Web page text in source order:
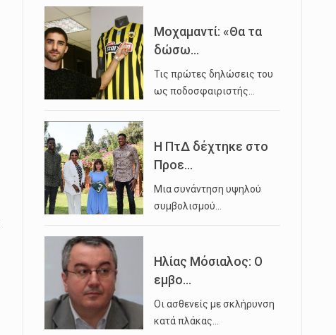
Μοχαμαντί: «Θα τα
δώσω...
Τις πρώτες δηλώσεις του
ως ποδοσφαιριστής…
Η ΠτΔ δέχτηκε στο
Προε...
Μια συνάντηση υψηλού
συμβολισμού…
Ηλίας Μόσιαλος: Ο
εμβο...
Οι ασθενείς με σκλήρυνση
κατά πλάκας…